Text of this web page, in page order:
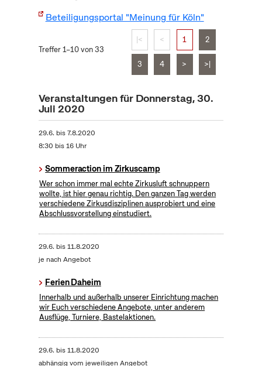
Beteiligungsportal "Meinung für Köln"
Treffer 1–10 von 33
|< < 1 2
3 4 > >|
Veranstaltungen für Donnerstag, 30.
Juli 2020
29.6. bis7.8.2020
8:30 bis 16 Uhr
Sommeraction im Zirkuscamp
Wer schon immer mal echte Zirkusluft schnuppern
wollte, ist hier genau richtig. Den ganzen Tag werden
verschiedene Zirkusdisziplinen ausprobiert und eine
Abschlussvorstellung einstudiert.
29.6. bis11.8.2020
je nach Angebot
Ferien Daheim
Innerhalb und außerhalb unserer Einrichtung machen
wir Euch verschiedene Angebote, unter anderem
Ausflüge, Turniere, Bastelaktionen.
29.6. bis11.8.2020
abhängig vom jeweiligen Angebot